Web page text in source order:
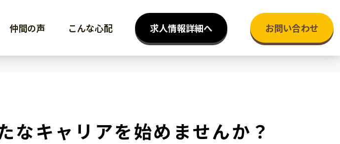
仲間の声 こんな心配 求人情報詳細へ お問い合わせ
なキャリアを始めませんか？